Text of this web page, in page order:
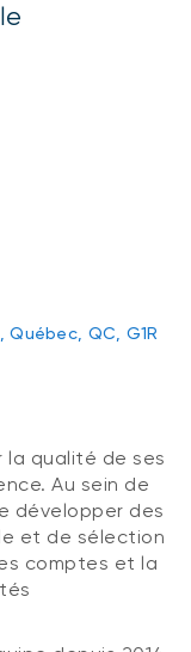
QC, G1R
la qualité de ses
Au sein de
développer des
et de sélection
comptes et la